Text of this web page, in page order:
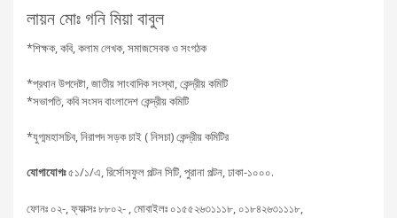
লায়ন মোঃ গনি মিয়া বাবুল
*শিক্ষক, কবি, কলাম লেখক, সমাজসেবক ও সংগঠক
*প্রধান উপদেষ্টা, জাতীয় সাংবাদিক সংস্থা, কেন্দ্রীয় কমিটি
*সভাপতি, কবি সংসদ বাংলাদেশ কেন্দ্রীয় কমিটি
*যুগ্মমহাসচিব, নিরাপদ সড়ক চাই ( নিসচা) কেন্দ্রীয় কমিটির
যোগাযোগঃ৫১/১/এ, রির্সোসফুল পল্টন সিটি, পুরানা পল্টন, ঢাকা-১০০০.
ফোনঃ ০২-, ফ্যাক্সঃ ৮৮০২- , মোবাইলঃ ০১৫৫২৬৩১১১৮, ০১৮৪২৬৩১১১৮,